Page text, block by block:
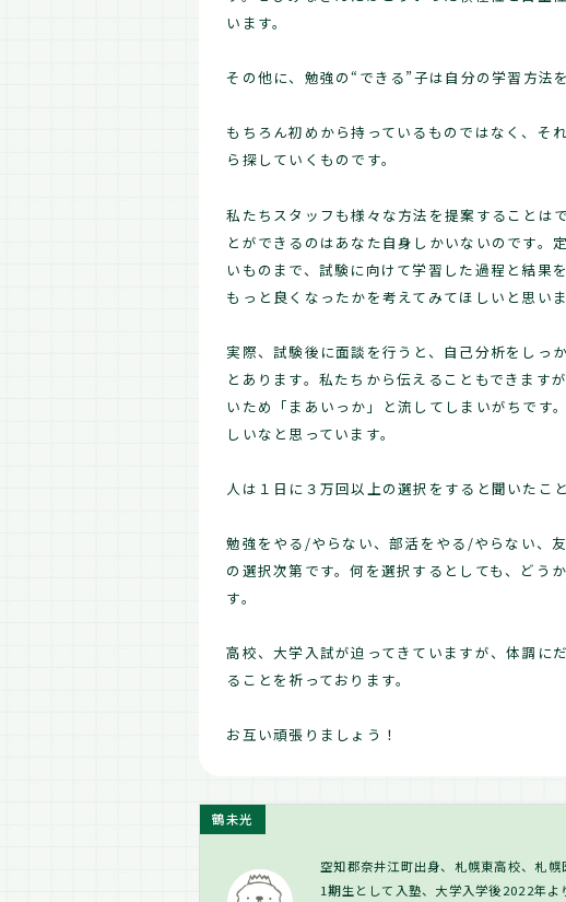
います。
その他に、勉強の“できる”子は自分の学習方法
もちろん初めから持っているものではなく、そ
ら探していくものです。
私たちスタッフも様々な方法を提案することは
とができるのはあなた自身しかいないのです。
いものまで、試験に向けて学習した過程と結果
もっと良くなったかを考えてみてほしいと思いま
実際、試験後に面談を行うと、自己分析をしっ
とあります。私たちから伝えることもできます
いため「まあいっか」と流してしまいがちです
しいなと思っています。
人は１日に３万回以上の選択をすると聞いたこと
勉強をやる/やらない、部活をやる/やらない、
の選択次第です。何を選択するとしても、どう
す。
高校、大学入試が迫ってきていますが、体調に
ることを祈っております。
お互い頑張りましょう！
鶴未光
空知郡奈井江町出身、札幌東高校、札
1期生として入塾、大学入学後2022年